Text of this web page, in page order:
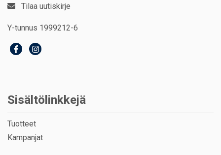
Tilaa uutiskirje
Y-tunnus 1999212-6
Sisältölinkkejä
Tuotteet
Kampanjat